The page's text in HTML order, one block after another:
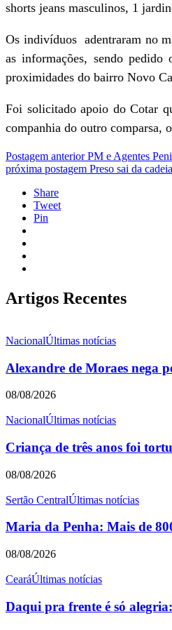
shorts jeans masculinos, 1
Os indivíduos adentraram no
as informações, sendo
proximidades do bairro Novo
Foi solicitado apoio do Cotar
companhia do outro comparsa,
Postagem anterior PM e Agentes
próxima postagem Preso sai da
Share
Tweet
Pin
Artigos Recentes
NacionalÚltimas notícias
Alexandre de Moraes nega
08/08/2026
NacionalÚltimas notícias
Criança de três anos foi
08/08/2026
Sertão CentralÚltimas notícias
Maria da Penha: Mais de
08/08/2026
CearáÚltimas notícias
Daqui pra frente é só